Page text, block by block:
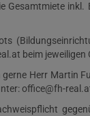
beim
Herr Martin
office@fh-